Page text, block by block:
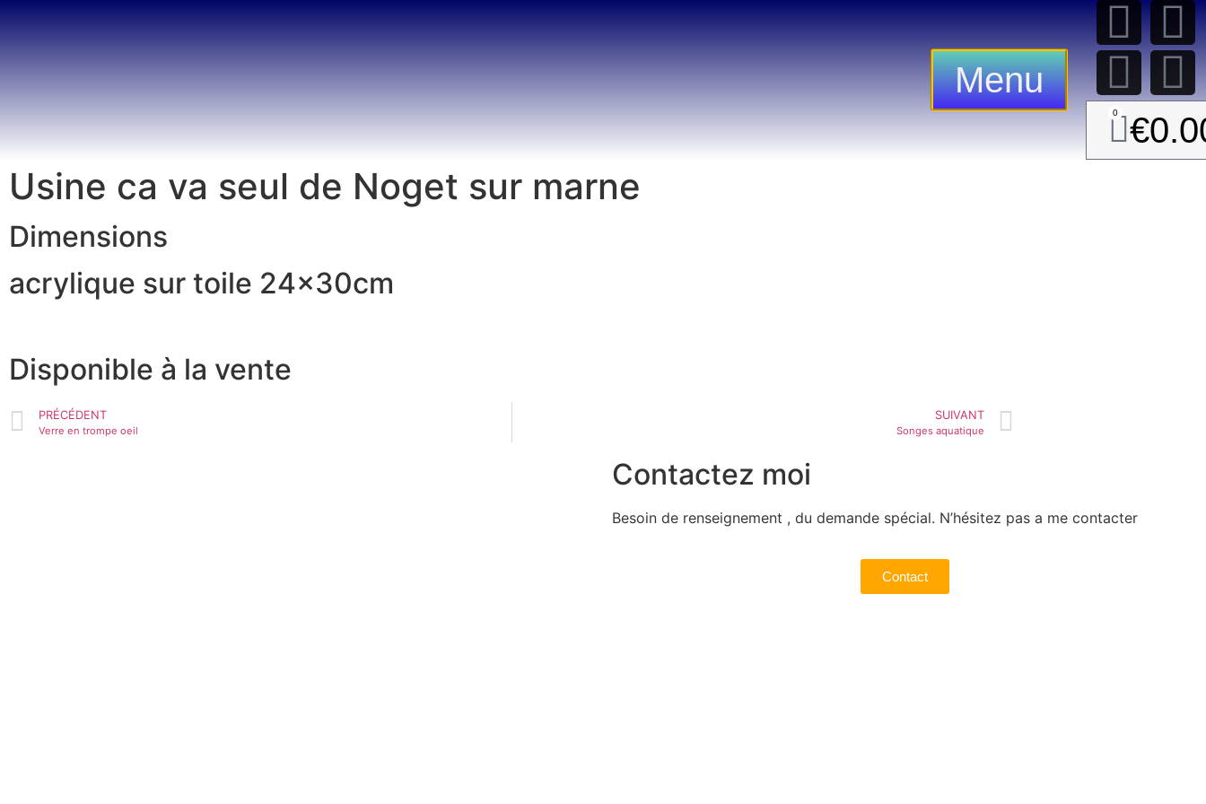
Menu
€
0
Usine ca va seul de Noget sur marne
Dimensions
acrylique sur toile 24x30cm
Disponible à la vente
PRÉCÉDENT
Verre en trompe oeil
SUIVANT
Songes aquatique
Contactez moi
Besoin de renseignement , du demande spécial. N’hésitez pas a me contacter
Contact